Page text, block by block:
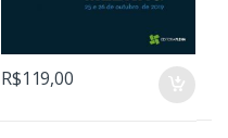
R$119,00